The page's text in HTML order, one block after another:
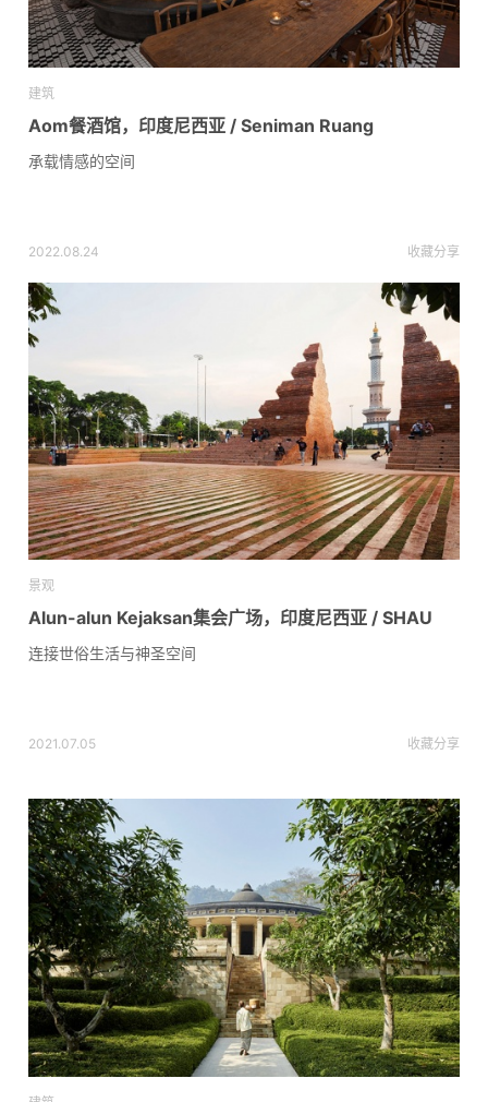
建筑
Aom餐酒馆，印度尼西亚 / Seniman Ruang
承载情感的空间
2022.08.24 收藏分享
景观
Alun-alun Kejaksan集会广场，印度尼西亚 / SHAU
连接世俗生活与神圣空间
2021.07.05 收藏分享